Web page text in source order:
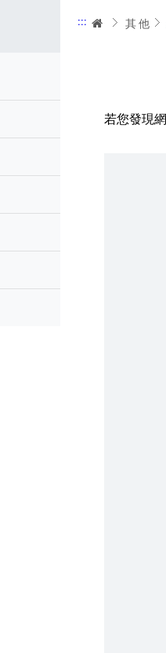
::: 首頁其他
若您發現